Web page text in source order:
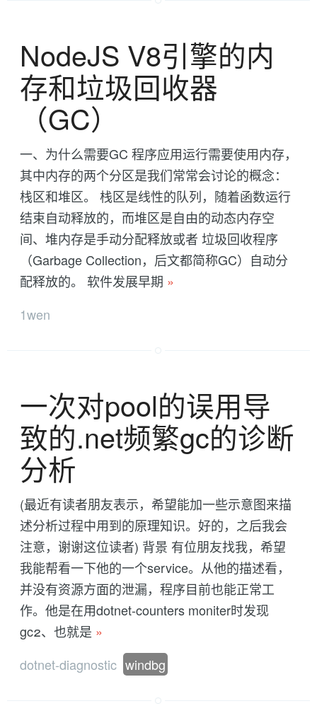
NodeJS V8引擎的内
存和垃圾回收器
（GC）
一、为什么需要GC 程序应用运行需要使用内存，
其中内存的两个分区是我们常常会讨论的概念：
栈区和堆区。 栈区是线性的队列，随着函数运行
结束自动释放的，而堆区是自由的动态内存空
间、堆内存是手动分配释放或者 垃圾回收程序
（Garbage Collection，后文都简称GC）自动分
配释放的。 软件发展早期 »
1wen
一次对pool的误用导
致的.net频繁gc的诊断
分析
(最近有读者朋友表示，希望能加一些示意图来描
述分析过程中用到的原理知识。好的，之后我会
注意，谢谢这位读者) 背景 有位朋友找我，希望
我能帮看一下他的一个service。从他的描述看，
并没有资源方面的泄漏，程序目前也能正常工
作。他是在用dotnet-counters moniter时发现
gc2、也就是 »
dotnet-diagnostic windbg